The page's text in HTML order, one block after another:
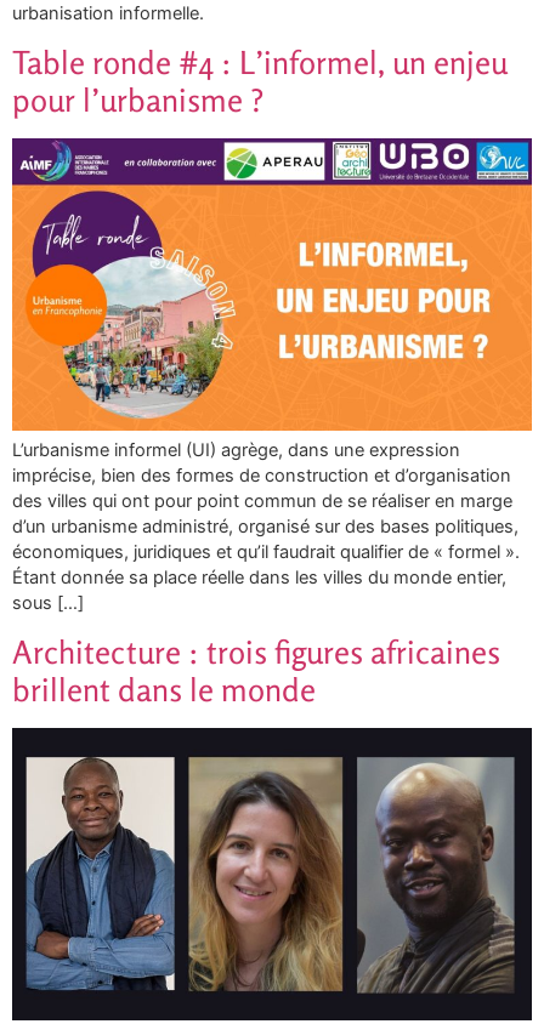
urbanisation informelle.
Table ronde #4 : L’informel, un enjeu
pour l’urbanisme ?
L’urbanisme informel (UI) agrège, dans une expression
imprécise, bien des formes de construction et d’organisation
des villes qui ont pour point commun de se réaliser en marge
d’un urbanisme administré, organisé sur des bases politiques,
économiques, juridiques et qu’il faudrait qualifier de « formel ».
Étant donnée sa place réelle dans les villes du monde entier,
sous […]
Architecture : trois figures africaines
brillent dans le monde